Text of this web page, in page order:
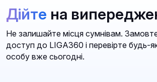
Дійте на
Не залишайте місця сумнівам.
доступ до LIGA360 і перевірте будь-
особу вже сьогодні.